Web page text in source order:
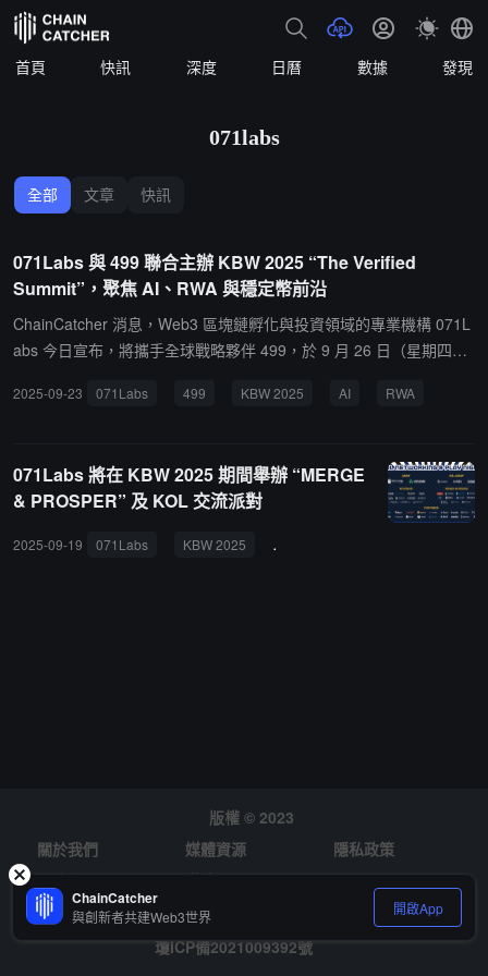
首頁 快訊 深度 日曆 數據 發現
071labs
全部 文章 快訊
071Labs 與 499 聯合主辦 KBW 2025 “The Verified
Summit”，聚焦 AI、RWA 與穩定幣前沿
ChainCatcher 消息，Web3 區塊鏈孵化與投資領域的專業機構 071L
abs 今日宣布，將攜手全球戰略夥伴 499，於 9 月 26 日（星期四）
韓國區塊鏈周（KBW）2025 期間的重磅活動，將深度聚焦人工智慧
點至下午 6 點，具體舉辦地點將在註冊後向參會者公布。活動主會場
設於首爾江南區彥州路的大使皇宮酒店（Grand Mercure Ambassad
及 AI 基礎設施的建設者，以及全球知名的風險投資機構將共同參
與，深入剖析市場前景，並積極尋求潛在的合作機會。071Labs 相關
負責人強調："'The Verified Summit'是一個集中探討 AI、真實世界資
產代幣化和穩定幣等 Web3 核心支柱的戰略性平台。我們堅信，它將
成為國內外行業領袖跨界交流與深度合作的重要舞台，為 Web3 領域
的持續創新與發展奠定堅實基礎。"活動註冊及詳細信息，請訪問 07
2025-09-23 071Labs 499 KBW 2025 AI RWA
071Labs 將在 KBW 2025 期間舉辦 “MERGE
& PROSPER” 及 KOL 交流派對
2025-09-19 071Labs KBW 2025
版權 © 2023
關於我們
媒體資源
隱私政策
風險提示
徵才
瓊ICP備2021009392號
ChainCatcher
與創新者共建Web3世界 開啟App